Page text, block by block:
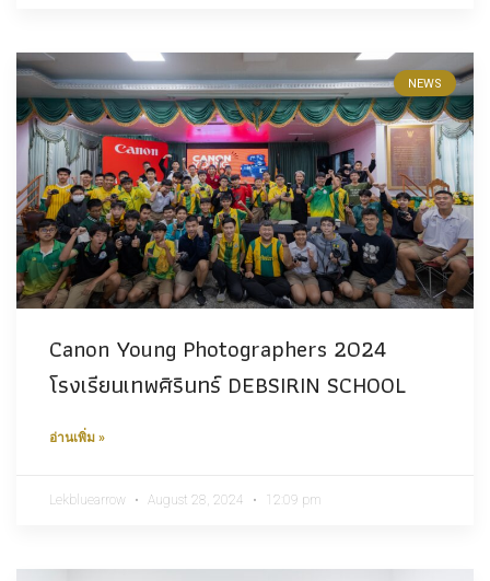
NEWS
Canon Young Photographers 2024
โรงเรียนเทพศิรินทร์ DEBSIRIN SCHOOL
อ่านเพิ่ม »
Lekbluearrow August 28, 2024 12:09 pm